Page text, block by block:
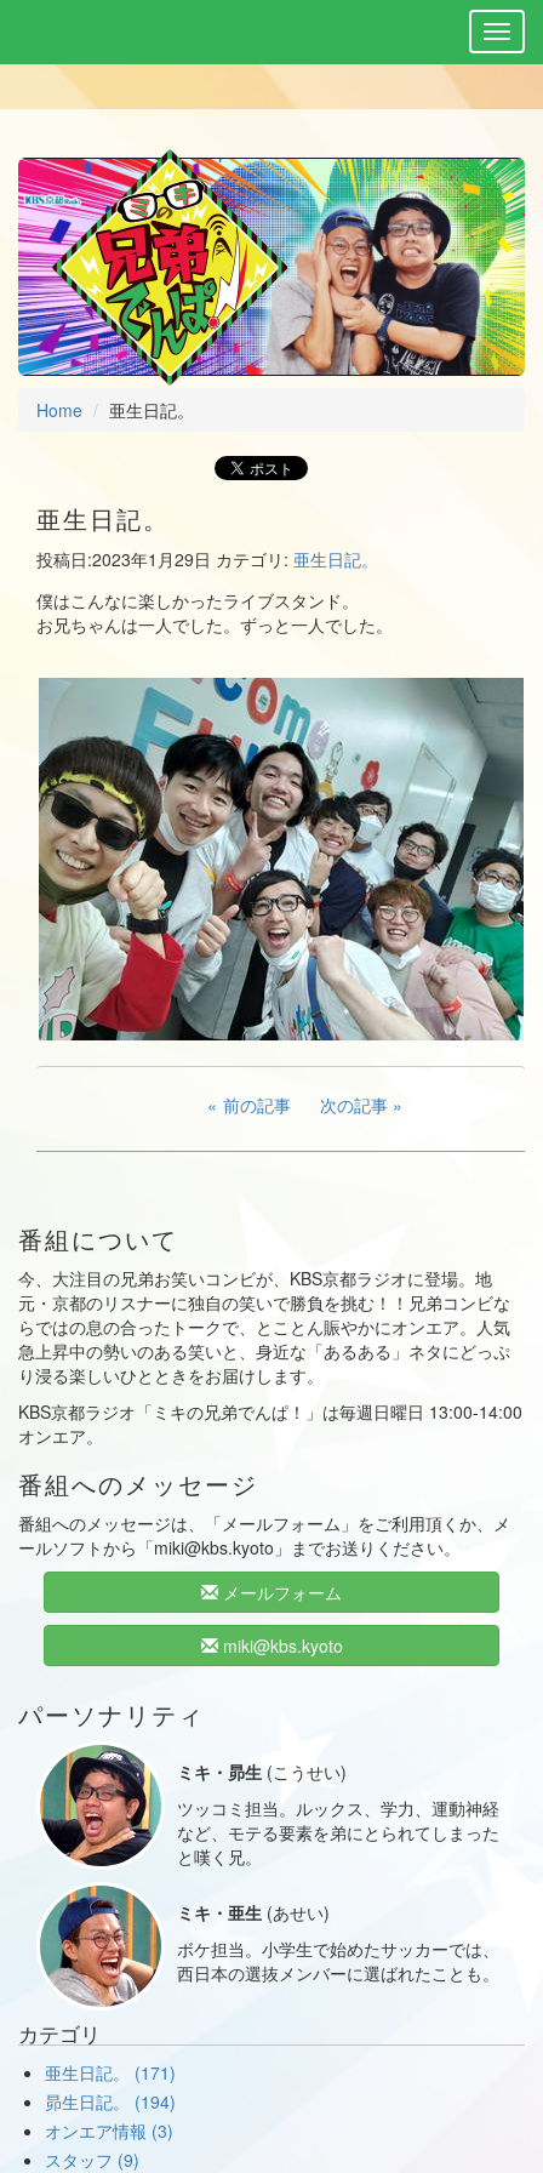
Home 亜生日記。
亜生日記。
投稿日:2023年1月29日 カテゴリ: 亜生日記。
僕はこんなに楽しかったライブスタンド。
お兄ちゃんは一人でした。ずっと一人でした。
前の記事 次の記事
番組について
今、大注目の兄弟お笑いコンビが、KBS京都ラジオに登場。地
元・京都のリスナーに独自の笑いで勝負を挑む！！兄弟コンビな
らではの息の合ったトークで、とことん賑やかにオンエア。人気
急上昇中の勢いのある笑いと、身近な「あるある」ネタにどっぷ
り浸る楽しいひとときをお届けします。
KBS京都ラジオ「ミキの兄弟でんぱ！」は毎週日曜日 13:00-14:00
オンエア。
番組へのメッセージ
番組へのメッセージは、「メールフォーム」をご利用頂くか、メ
ールソフトから「miki@kbs.kyoto」までお送りください。
メールフォーム
miki@kbs.kyoto
パーソナリティ
ミキ・昴生 (こうせい)
ツッコミ担当。ルックス、学力、運動神経
など、モテる要素を弟にとられてしまった
と嘆く兄。
ミキ・亜生 (あせい)
ボケ担当。小学生で始めたサッカーでは、
西日本の選抜メンバーに選ばれたことも。
カテゴリ
亜生日記。 (171)
昴生日記。 (194)
オンエア情報 (3)
スタッフ (9)